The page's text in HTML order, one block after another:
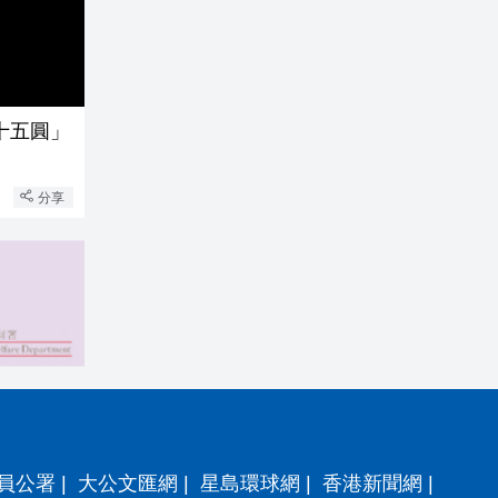
圓」
分享
公署 | 大公文匯網 | 星島環球網 | 香港新聞網 |